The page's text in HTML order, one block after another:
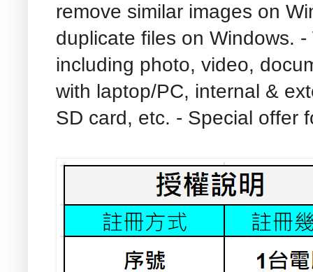
remove similar images on
duplicate files on Windows.
including photo, video,
with laptop/PC, internal &
SD card, etc. - Special offer